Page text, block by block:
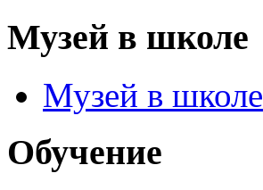
Музей в школе
Музей в школе
Обучение